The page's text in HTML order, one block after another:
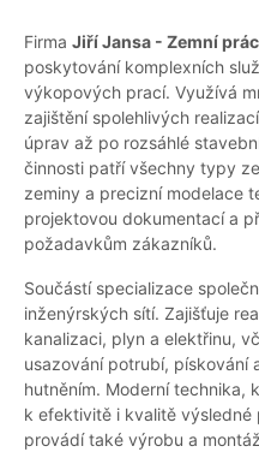
Firma Jiří Jansa - Zemní
poskytování komplexních
výkopových prací. Využívá
zajištění spolehlivých
úprav až po rozsáhlé
činnosti patří všechny typy
zeminy a precizní modelace
projektovou dokumentací a
požadavkům zákazníků.
Součástí specializace
inženýrských sítí. Zajišťuje
kanalizaci, plyn a elektřinu,
usazování potrubí, pískování
hutněním. Moderní technika,
k efektivitě i kvalitě výsledné
provádí také výrobu a